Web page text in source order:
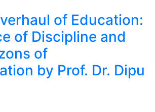
of Education:
of Discipline and
of
by Prof. Dr. Dipu